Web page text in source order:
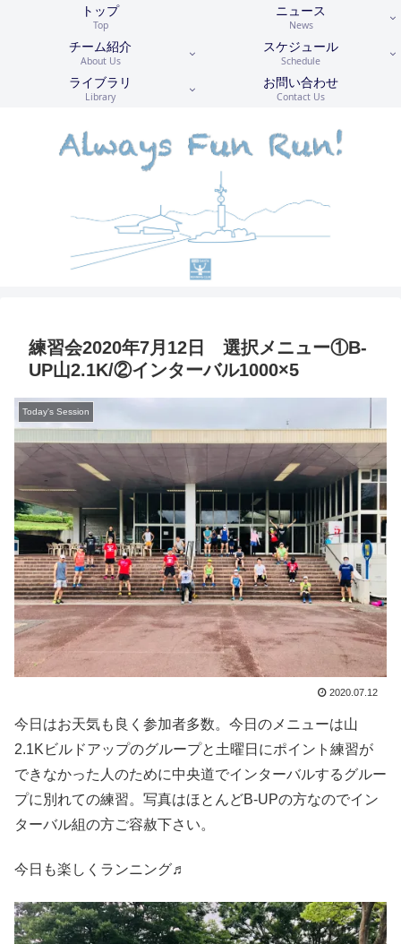
トップ
Top
ニュース
News
チーム紹介
About Us
スケジュール
Schedule
ライブラリ
Library
お問い合わせ
Contact Us
練習会2020年7月12日 選択メニュー①B-
UP山2.1K/②インターバル1000×5
Today's Session
2020.07.12
今日はお天気も良く参加者多数。今日のメニューは山
2.1Kビルドアップのグループと土曜日にポイント練習が
できなかった人のために中央道でインターバルするグルー
プに別れての練習。写真はほとんどB-UPの方なのでイン
ターバル組の方ご容赦下さい。
今日も楽しくランニング♬